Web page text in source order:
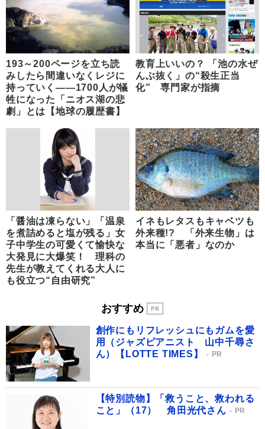
193～200ページを立ち読
みしたら間違いなくレジに
持っていく――1700人が犠
牲になった「ニオス湖の悲
劇」とは【地球の履歴書】
教育上いいの？ 「池の水ぜ
んぶ抜く」の“殺生正当
化” 専門家が指摘
「醤油は凍らない」「温泉
を煮詰めると塩が残る」女
子中学生の可愛くて愉快な
大発見に大爆笑！ 理科の
先生が教えてくれる大人に
も役立つ“自由研究”
イネもレタスもキャベツも
外来種!? 「外来生物」は
本当に「悪者」なのか
おすすめ
創作にもリフレッシュにもガムを愛
用（ジャズピアニスト 山中千尋さ
ん）【LOTTE TIMES】
PR
【特別読物】「救うこと、救われる
こと」（17） 角田光代さん
PR